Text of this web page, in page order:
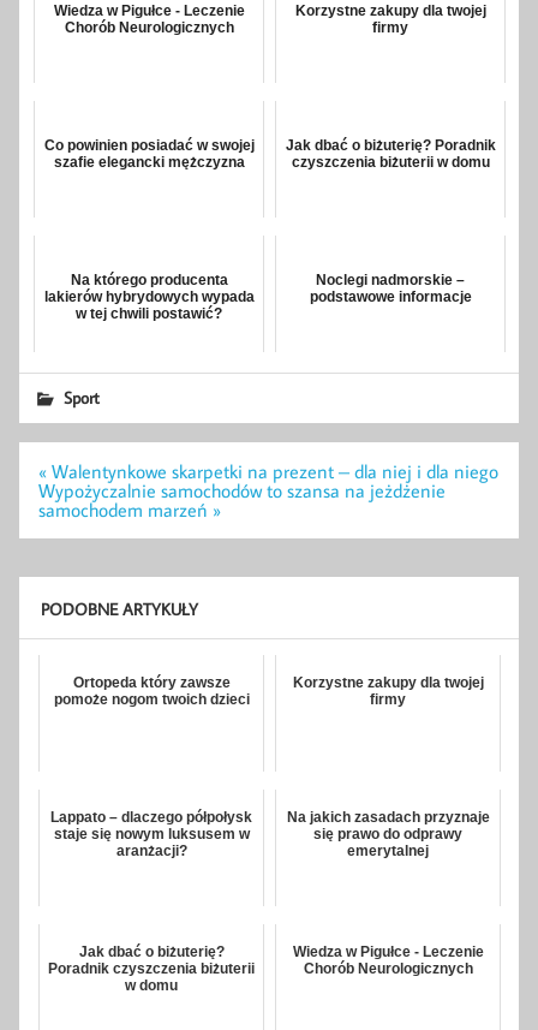
Wiedza w Pigułce - Leczenie
Chorób Neurologicznych
Korzystne zakupy dla twojej
firmy
Co powinien posiadać w swojej
szafie elegancki mężczyzna
Jak dbać o biżuterię? Poradnik
czyszczenia biżuterii w domu
Na którego producenta
lakierów hybrydowych wypada
w tej chwili postawić?
Noclegi nadmorskie –
podstawowe informacje
Sport
Nawigacja
wpisu
« Walentynkowe skarpetki na prezent – dla niej i dla niego
Wypożyczalnie samochodów to szansa na jeżdżenie
samochodem marzeń »
PODOBNE ARTYKUŁY
Ortopeda który zawsze
pomoże nogom twoich dzieci
Korzystne zakupy dla twojej
firmy
Lappato – dlaczego półpołysk
staje się nowym luksusem w
aranżacji?
Na jakich zasadach przyznaje
się prawo do odprawy
emerytalnej
Jak dbać o biżuterię?
Poradnik czyszczenia biżuterii
w domu
Wiedza w Pigułce - Leczenie
Chorób Neurologicznych